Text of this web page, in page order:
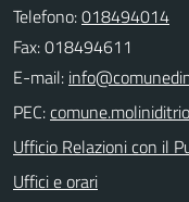
Telefono:018494014
Fax: 018494611
E-mail:
PEC:
Ufficio Relazioni con il
Uffici e orari